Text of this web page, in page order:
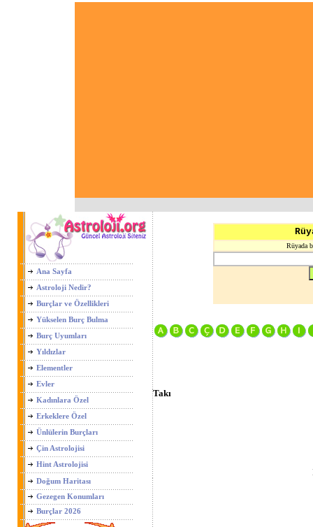
Ana Sayfa
Astroloji Nedir?
Burçlar ve Özellikleri
Yükselen Burç Bulma
Burç Uyumları
Yıldızlar
Elementler
Evler
Kadınlara Özel
Erkeklere Özel
Ünlülerin Burçları
Çin Astrolojisi
Hint Astrolojisi
Doğum Haritası
Gezegen Konumları
Burçlar 2026
Rüyada
Takı